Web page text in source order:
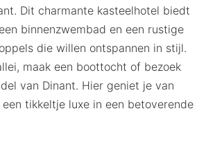
Dit charmante kasteelhotel biedt
binnenzwembad en een rustige
die willen ontspannen in stijl.
maak een boottocht of bezoek
van Dinant. Hier geniet je van
tikkeltje luxe in een betoverende